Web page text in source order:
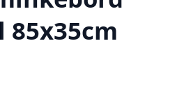
85x35cm